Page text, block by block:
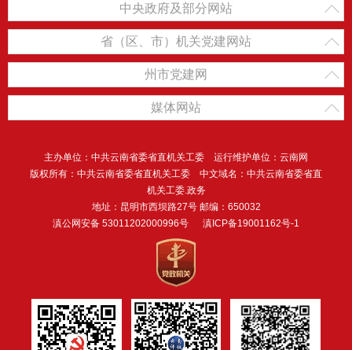
中央政府及部分网站
省（区、市）机关党建网站
州市党建网
媒体网站
主办单位：中共云南省委省直机关工委 运行维护单位：云南网
版权所有：中共云南省委省直机关工委 中文域名：中共云南省委省直
机关工委.政务
地址：昆明市西坝路27号 邮编：650032
滇公网安备 53011202000996号
滇ICP备19001162号-1